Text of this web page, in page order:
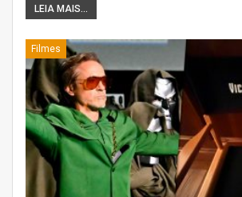
LEIA MAIS...
Filmes